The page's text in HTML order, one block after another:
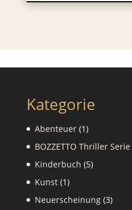
Kategorie
Abenteuer 11
Produkt
BOZZETTO Thriller Serie
Kinderbuch 55
Kunst 11
Produkt
Neuerscheinung 33